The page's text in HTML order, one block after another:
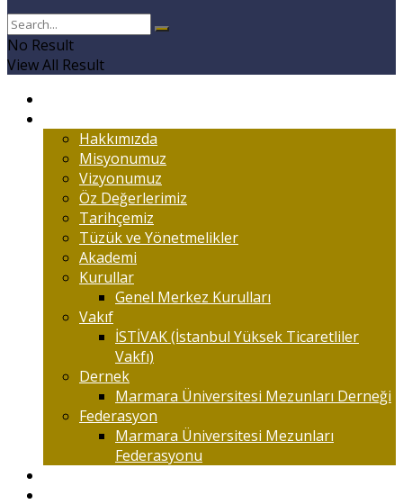
No Result
View All Result
Hakkımızda
Misyonumuz
Vizyonumuz
Öz Değerlerimiz
Tarihçemiz
Tüzük ve Yönetmelikler
Akademi
Kurullar
Genel Merkez Kurulları
Vakıf
İSTİVAK (İstanbul Yüksek Ticaretliler
Vakfı)
Dernek
Marmara Üniversitesi Mezunları Derneği
Federasyon
Marmara Üniversitesi Mezunları
Federasyonu